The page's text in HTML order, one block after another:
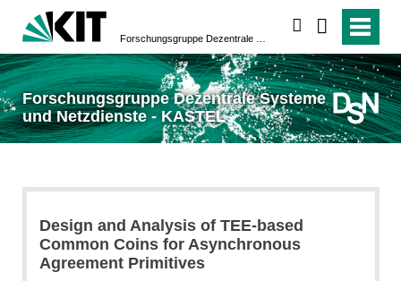
Forschungsgruppe Dezentrale Systeme
und Netzdienste - KASTEL
Design and Analysis of TEE-based
Common Coins for Asynchronous
Agreement Primitives